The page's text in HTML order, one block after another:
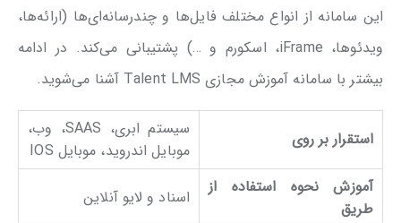
این سامانه از انواع مختلف فایل‌ها و چندرسانه‌ای‌ها (ارائه‌ها،
ویدئوها، iFrame، اسکورم و …) پشتیبانی می‌کند. در ادامه
بیشتر با سامانه آموزش مجازی Talent LMS آشنا می‌شوید.
استقرار بر روی
سیستم ابری، SAAS، وب،
موبایل اندروید، موبایل IOS
آموزش نحوه استفاده از
طریق
اسناد و لایو آنلاین